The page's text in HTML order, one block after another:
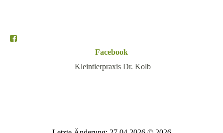
Facebook
Kleintierpraxis Dr. Kolb